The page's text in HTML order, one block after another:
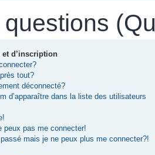
et d’inscription
tout?
déconnecté?
d’apparaître dans la liste des utilisateurs
peux pas me connecter!
mais je ne peux plus me connecter?!